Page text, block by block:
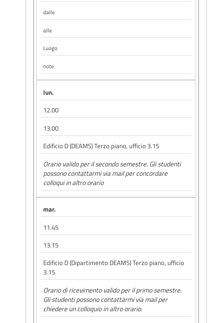
dalle
alle
Luogo
note
lun.
12.00
13.00
Edificio D (DEAMS) Terzo piano, ufficio 3.15
Orario valido per il secondo semestre. Gli studenti
possono contattarmi via mail per concordare
colloqui in altro orario
mar.
11.45
13.15
Edificio D (Dipartimento DEAMS) Terzo piano, ufficio
3.15
Orario di ricevimento valido per il primo semestre.
Gli studenti possono contattarmi via mail per
chiedere un colloquio in altro orario.